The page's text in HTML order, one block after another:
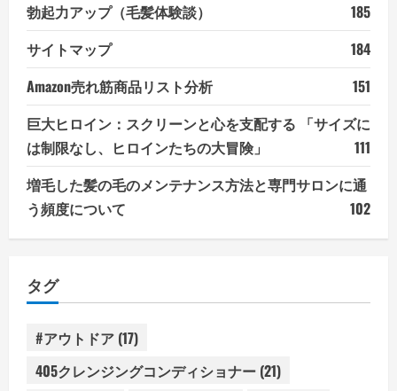
勃起力アップ（毛髪体験談）
185
サイトマップ
184
Amazon売れ筋商品リスト分析
151
巨大ヒロイン：スクリーンと心を支配する 「サイズに
は制限なし、ヒロインたちの大冒険」
111
増毛した髪の毛のメンテナンス方法と専門サロンに通
う頻度について
102
タグ
#アウトドア (17)
405クレンジングコンディショナー (21)